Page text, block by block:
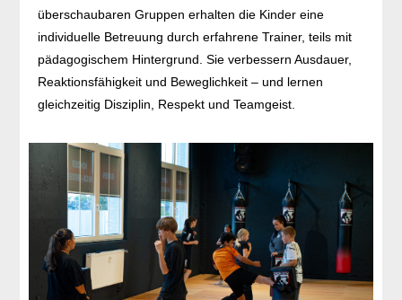
überschaubaren Gruppen erhalten die Kinder eine
individuelle Betreuung durch erfahrene Trainer, teils mit
pädagogischem Hintergrund.Sie verbessern Ausdauer,
Reaktionsfähigkeit und Beweglichkeit – und lernen
gleichzeitig Disziplin, Respekt und Teamgeist.